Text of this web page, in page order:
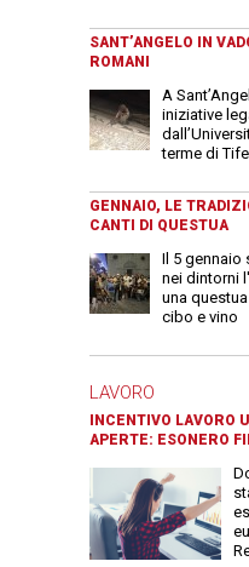
SANT’ANGELO IN
ROMANI
A
iniziative
terme di
GENNAIO, LE
CANTI DI QUESTUA
Il 5 gennaio
nei dintorni
una
cibo e vino
LAVORO
INCENTIVO LAVORO
APERTE: ESONERO